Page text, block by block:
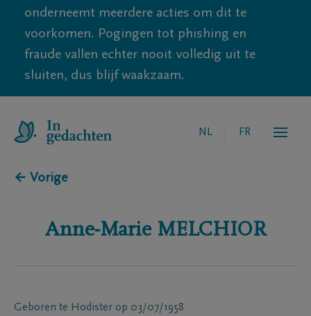
onderneemt meerdere acties om dit te
voorkomen. Pogingen tot phishing en
fraude vallen echter nooit volledig uit te
sluiten, dus blijf waakzaam.
NL FR
← Vorige
Anne-Marie MELCHIOR
Geboren te Hodister op 03/07/1958